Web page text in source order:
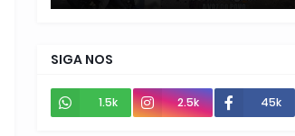
SIGA NOS
1.5k 2.5k 45k